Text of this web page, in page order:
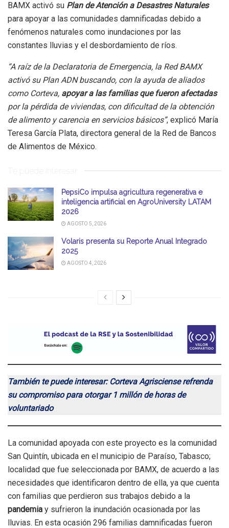
BAMX activó su Plan de Atención a Desastres Naturales
para apoyar a las comunidades damnificadas debido a
fenómenos naturales como inundaciones por las
constantes lluvias y el desbordamiento de ríos.
“A raíz de la Declaratoria de Emergencia, la Red BAMX
activó su Plan ADN buscando, con la ayuda de aliados
como Corteva, apoyar a las familias que fueron afectadas
por la pérdida de viviendas, con dificultad de la obtención
de alimento y carencia en servicios básicos”, explicó María
Teresa García Plata, directora general de la Red de Bancos
de Alimentos de México.
Te puede interesar
PepsiCo impulsa agricultura regenerativa e
inteligencia artificial en AgroUniversity LATAM
2026
AGOSTO 5, 2026
Volaris presenta su Reporte Anual Integrado
2025
AGOSTO 4, 2026
También te puede interesar: Corteva Agrisciense refrenda
su compromiso para otorgar 1 millón de horas de
voluntariado
La comunidad apoyada con este proyecto es la comunidad
San Quintín, ubicada en el municipio de Paraíso, Tabasco;
localidad que fue seleccionada por BAMX, de acuerdo a las
necesidades que identificaron dentro de ella, ya que cuenta
con familias que perdieron sus trabajos debido a la
pandemia y sufrieron la inundación ocasionada por las
lluvias. En esta ocasión 296 familias damnificadas fueron